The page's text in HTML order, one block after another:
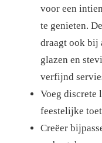
voor een
te genieten.
draagt ​​ook bij
glazen en
verfijnd
Voeg discrete
feestelijke
Creëer